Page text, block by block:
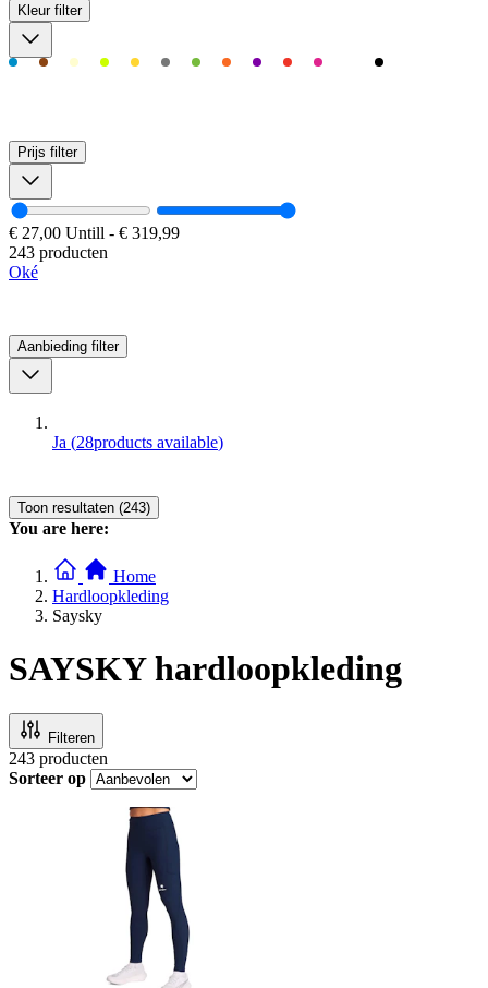
Kleur filter
Prijs filter
€ 27,00 Untill - € 319,99
243 producten
Oké
Aanbieding filter
Ja (28products available)
Toon resultaten (243)
You are here:
Home
Hardloopkleding
Saysky
SAYSKY hardloopkleding
Filteren
243 producten
Sorteer op